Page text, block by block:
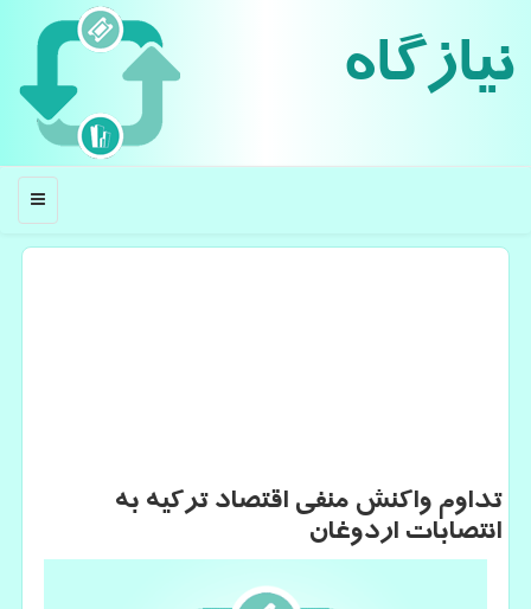
نیازگاه
منو
تداوم واكنش منفی اقتصاد تركیه به
انتصابات اردوغان